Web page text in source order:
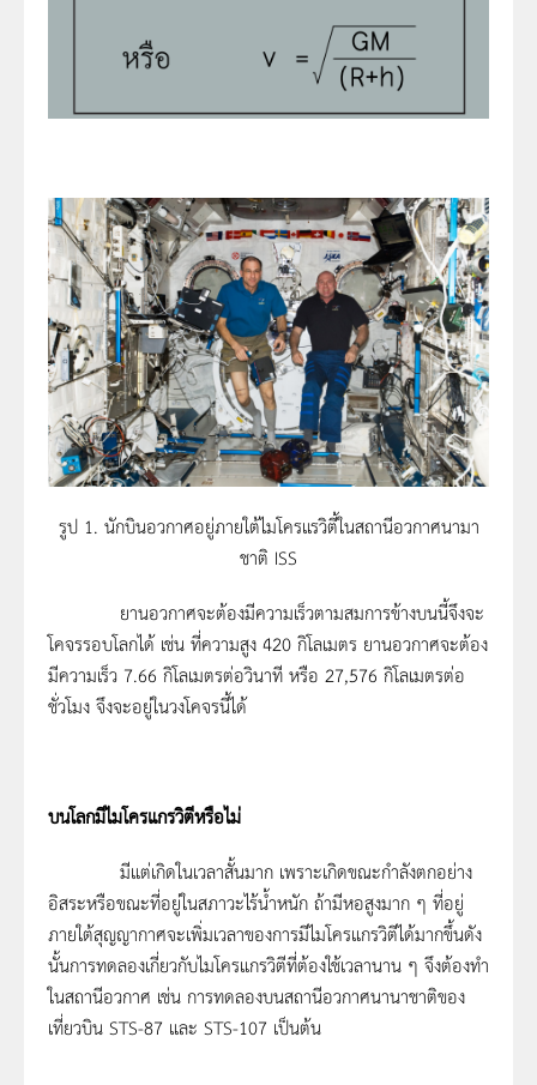
รูป 1. นักบินอวกาศอยู่ภายใต้ไมโครแรวิตี้ในสถานีอวกาศนามา
ชาติ ISS
ยานอวกาศจะต้องมีความเร็วตามสมการข้างบนนี้จึงจะ
โคจรรอบโลกได้ เช่น ที่ความสูง 420 กิโลเมตร ยานอวกาศจะต้อง
มีความเร็ว 7.66 กิโลเมตรต่อวินาที หรือ 27,576 กิโลเมตรต่อ
ชั่วโมง จึงจะอยู่ในวงโคจรนี้ได้
บนโลกมีไมโครแกรวิตีหรือไม่
มีแต่เกิดในเวลาสั้นมาก เพราะเกิดขณะกำลังตกอย่าง
อิสระหรือขณะที่อยู่ในสภาวะไร้น้ำหนัก ถ้ามีหอสูงมาก ๆ ที่อยู่
ภายใต้สุญญากาศจะเพิ่มเวลาของการมีไมโครแกรวิตีได้มากขึ้นดัง
นั้นการทดลองเกี่ยวกับไมโครแกรวิตีที่ต้องใช้เวลานาน ๆ จึงต้องทำ
ในสถานีอวกาศ เช่น การทดลองบนสถานีอวกาศนานาชาติของ
เที่ยวบิน STS-87 และ STS-107 เป็นต้น